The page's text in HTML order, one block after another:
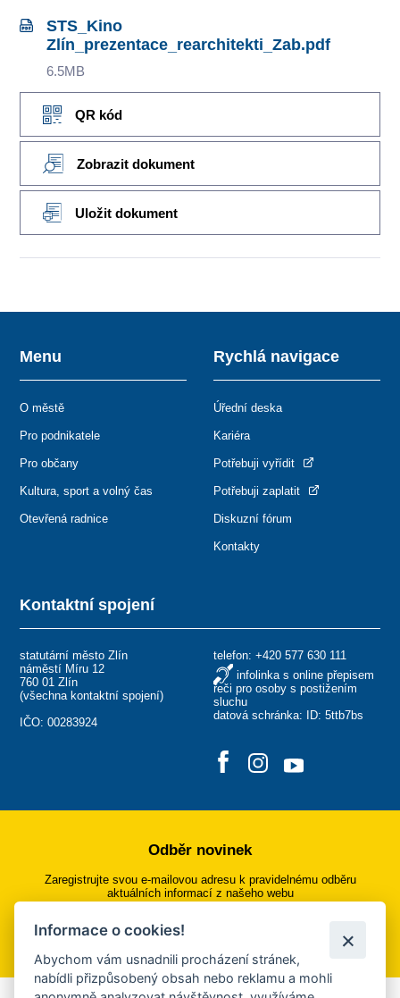
STS_Kino
Zlín_prezentace_rearchitekti_Zab.pdf
6.5MB
QR kód
Zobrazit dokument
Uložit dokument
Kontaktní spojení
statutární město Zlín
náměstí Míru 12
760 01 Zlín
(všechna kontaktní spojení)
IČO: 00283924
telefon: +420 577 630 111
infolinka s online přepisem
řeči pro osoby s postižením
sluchu
datová schránka: ID: 5ttb7bs
Menu
O městě
Pro podnikatele
Pro občany
Kultura, sport a volný čas
Otevřená radnice
Rychlá navigace
Úřední deska
Kariéra
Potřebuji vyřídit
Potřebuji zaplatit
Diskuzní fórum
Kontakty
Odběr novinek
Zaregistrujte svou e-mailovou adresu k pravidelnému odběru
aktuálních informací z našeho webu
Přihlásit se k odběru
Informace o cookies!
Abychom vám usnadnili procházení stránek,
nabídli přizpůsobený obsah nebo reklamu a mohli